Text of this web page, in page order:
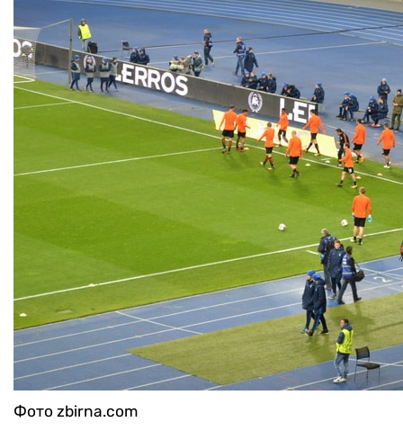
Фото zbirna.com